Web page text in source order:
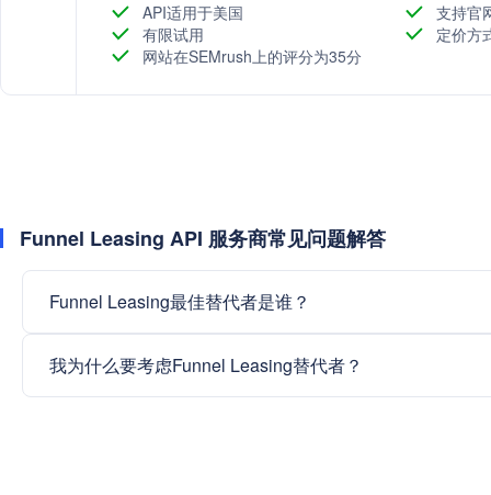
API适用于美国
支持官
有限试用
定价方
网站在SEMrush上的评分为35分
Funnel Leasing API 服务商常见问题解答
Funnel Leasing最佳替代者是谁？
我为什么要考虑Funnel Leasing替代者？